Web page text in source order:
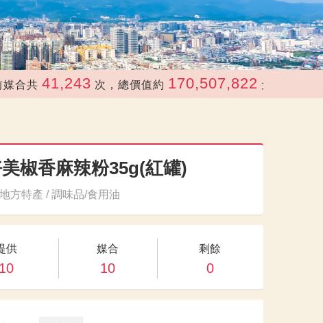
41,243 次，總價值約 170,507,822 元
椒香麻辣粉35g(紅罐)
方特產 / 調味品/食用油
供
10
媒合
10
剩餘
0